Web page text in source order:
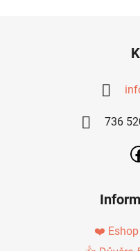
736
❤️ Eshop